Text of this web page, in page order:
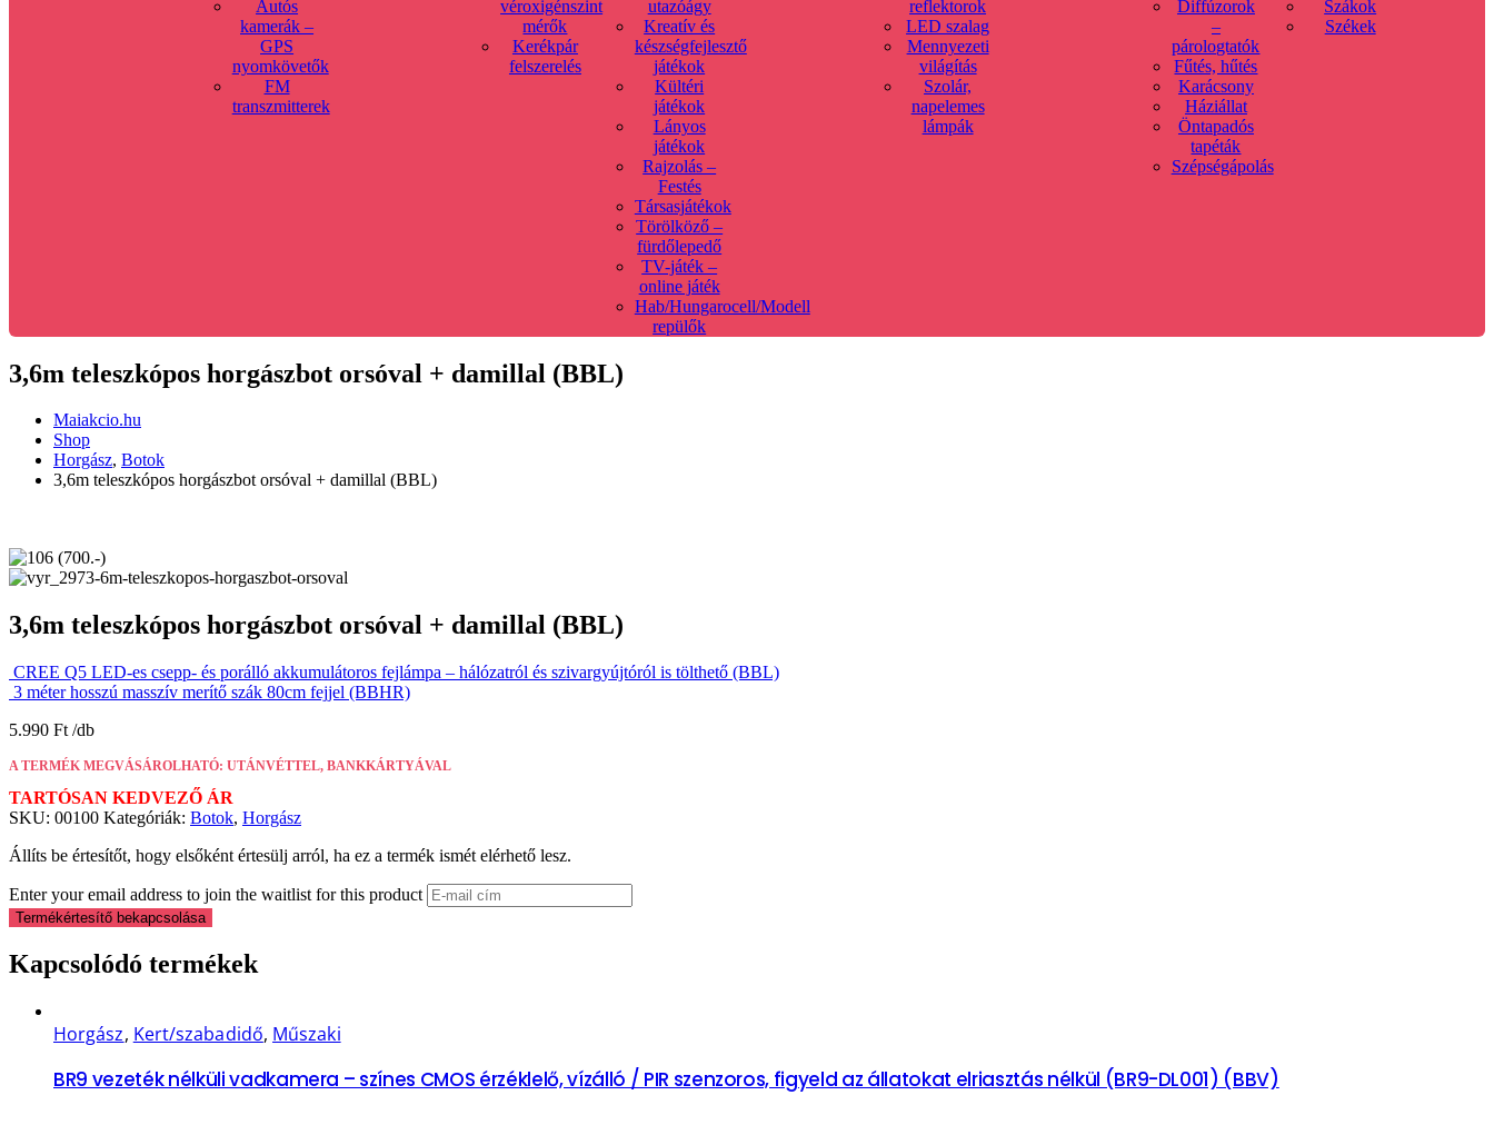
Autós
kamerák –
GPS
nyomkövetők
FM
transzmitterek
véroxigénszint
mérők
Kerékpár
felszerelés
utazóágy
Kreatív és
készségfejlesztő
játékok
Kültéri
játékok
Lányos
játékok
Rajzolás –
Festés
Társasjátékok
Törölköző –
fürdőlepedő
TV-játék –
online játék
Hab/Hungarocell/Modell
repülők
reflektorok
LED szalag
Mennyezeti
világítás
Szolár,
napelemes
lámpák
Diffúzorok
–
párologtatók
Fűtés, hűtés
Karácsony
Háziállat
Öntapadós
tapéták
Szépségápolás
Szákok
Székek
3,6m teleszkópos horgászbot orsóval + damillal (BBL)
Maiakcio.hu
Shop
Horgász, Botok
3,6m teleszkópos horgászbot orsóval + damillal (BBL)
3,6m teleszkópos horgászbot orsóval + damillal (BBL)
CREE Q5 LED-es csepp- és porálló akkumulátoros fejlámpa – hálózatról és szivargyújtóról is tölthető (BBL)
3 méter hosszú masszív merítő szák 80cm fejjel (BBHR)
5.990 Ft
A TERMÉK MEGVÁSÁROLHATÓ: UTÁNVÉTTEL, BANKKÁRTYÁVAL
TARTÓSAN KEDVEZŐ ÁR
SKU: 00100 Kategóriák: Botok, Horgász
Állíts be értesítőt, hogy elsőként értesülj arról, ha ez a termék ismét elérhető lesz.
Enter your email address to join the waitlist for this product
Termékértesítő bekapcsolása
Kapcsolódó termékek
Horgász, Kert/szabadidő, Műszaki
BR9 vezeték nélküli vadkamera – színes CMOS érzéklelő, vízálló / PIR szenzoros, figyeld az állatokat elriasztás nélkül (BR9-DL001) (BBV)